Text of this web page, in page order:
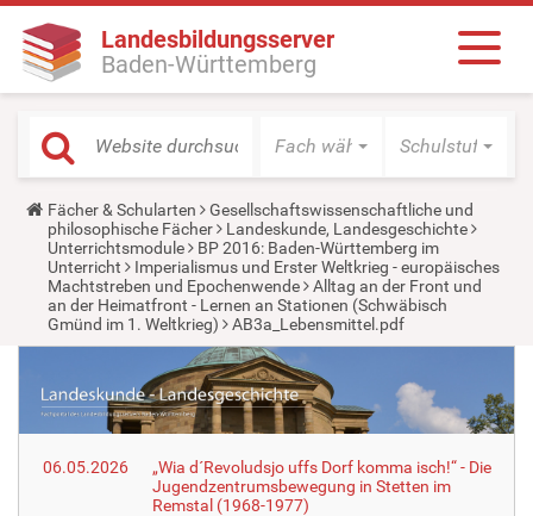
Landesbildungsserver
Baden-Württemberg
Fach wählen Schulstufe
Y
o
u
a
r
e
h
e
:
Fächer & Schularten
Gesellschaftswissenschaftliche und
philosophische Fächer
Landeskunde, Landesgeschichte
Unterrichtsmodule
BP 2016: Baden-Württemberg im
Unterricht
Imperialismus und Erster Weltkrieg - europäisches
Machtstreben und Epochenwende
Alltag an der Front und
an der Heimatfront - Lernen an Stationen (Schwäbisch
Gmünd im 1. Weltkrieg)
AB3a_Lebensmittel.pdf
06.05.2026
„Wia d´Revoludsjo uffs Dorf komma isch!“ - Die
Jugendzentrumsbewegung in Stetten im
Remstal (1968-1977)